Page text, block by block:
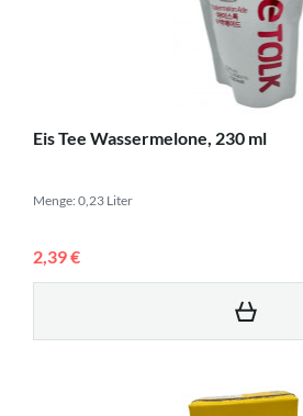
Eis Tee Wassermelone, 230 ml
Menge: 0,23 Liter
2,39 €